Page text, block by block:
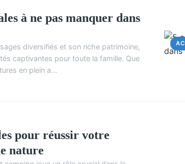
à ne pas manquer dans
diversifiés et son riche patrimoine,
captivantes pour toute la famille. Que
en plein a...
pour réussir votre
nature